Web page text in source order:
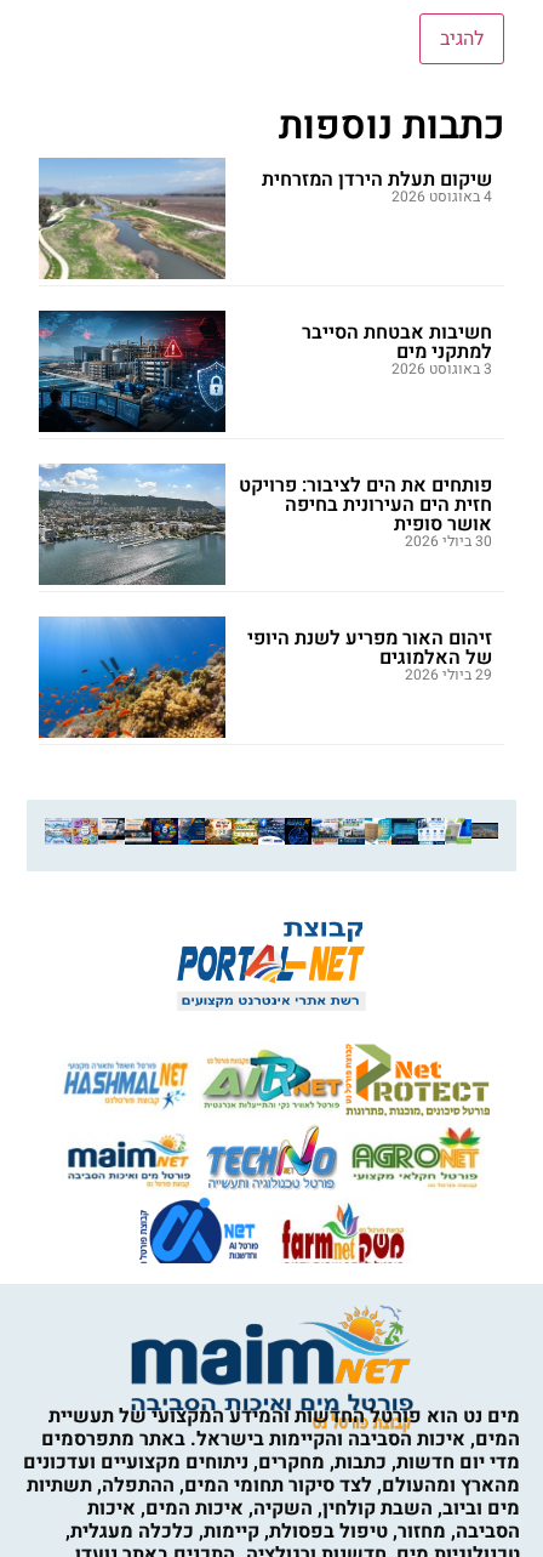
כתבות נוספות
שיקום תעלת הירדן המזרחית
4 באוגוסט 2026
חשיבות אבטחת הסייבר
למתקני מים
3 באוגוסט 2026
פותחים את הים לציבור: פרויקט
חזית הים העירונית בחיפה
אושר סופית
30 ביולי 2026
זיהום האור מפריע לשנת היופי
של האלמוגים
29 ביולי 2026
מים נט הוא פורטל החדשות והמידע המקצועי של תעשיית
המים, איכות הסביבה והקיימות בישראל. באתר מתפרסמים
מדי יום חדשות, כתבות, מחקרים, ניתוחים מקצועיים ועדכונים
מהארץ ומהעולם, לצד סיקור תחומי המים, ההתפלה, תשתיות
מים וביוב, השבת קולחין, השקיה, איכות המים, איכות
הסביבה, מחזור, טיפול בפסולת, קיימות, כלכלה מעגלית,